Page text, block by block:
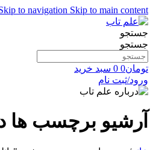
to navigation Skip to main content
جستجو
جستجو
تومان0
0 سبد خرید
ورود/ثبت نام
آرشیو برچسب ها